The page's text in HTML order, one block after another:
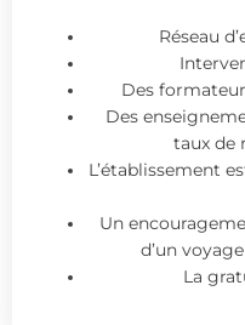
Réseau
Des
Des
taux de
L’établissement
Un
d’un
La